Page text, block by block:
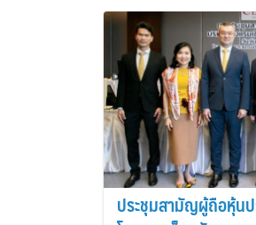
ประชุมสามัญผู้ถือหุ้น